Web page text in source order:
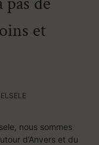
et
nous sommes
d’Anvers et du